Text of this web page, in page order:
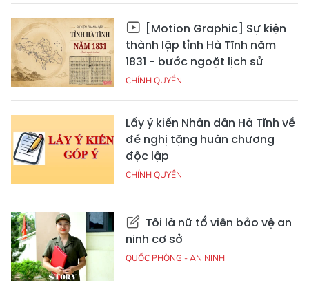
[Motion Graphic] Sự kiện
thành lập tỉnh Hà Tĩnh năm
1831 - bước ngoặt lịch sử
CHÍNH QUYỀN
Lấy ý kiến Nhân dân Hà Tĩnh về
đề nghị tặng huân chương
độc lập
CHÍNH QUYỀN
Tôi là nữ tổ viên bảo vệ an
ninh cơ sở
QUỐC PHÒNG - AN NINH